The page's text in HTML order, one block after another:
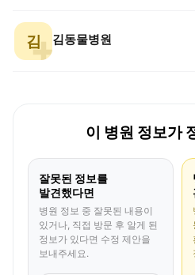
김 김동물병원
이 병원 정보가
잘못된 정보를
발견했다면
병원 정보 중 잘못된 내용이
있거나, 직접 방문 후 알게 된
정보가 있다면 수정 제안을
보내주세요.